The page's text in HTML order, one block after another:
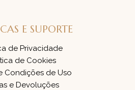
E SUPORTE
de Privacidade
de Cookies
Condições de Uso
e Devoluções